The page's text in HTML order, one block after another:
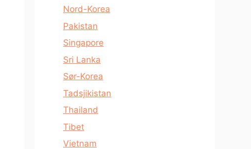
Nord-Korea
Pakistan
Singapore
Sri Lanka
Sør-Korea
Tadsjikistan
Thailand
Tibet
Vietnam